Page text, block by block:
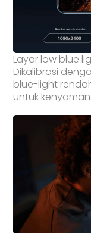
Layar low blue
Dikalibrasi
blue-light
untuk